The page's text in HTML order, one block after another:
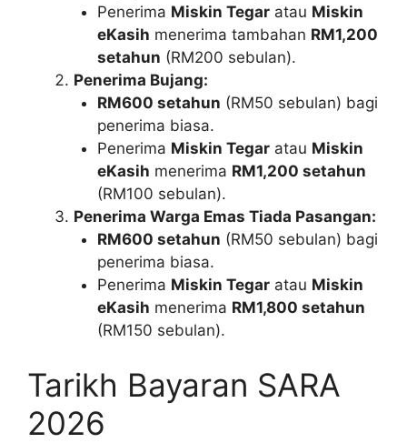
Penerima Miskin Tegaratau Miskin
eKasih menerima tambahan RM1,200
setahun (RM200 sebulan).
Penerima Bujang:
RM600 setahun (RM50 sebulan) bagi
penerima biasa.
Penerima Miskin Tegaratau Miskin
eKasih menerima RM1,200 setahun
(RM100 sebulan).
Penerima Warga Emas Tiada Pasangan:
RM600 setahun (RM50 sebulan) bagi
penerima biasa.
Penerima Miskin Tegaratau Miskin
eKasih menerima RM1,800 setahun
(RM150 sebulan).
Tarikh Bayaran SARA
2026